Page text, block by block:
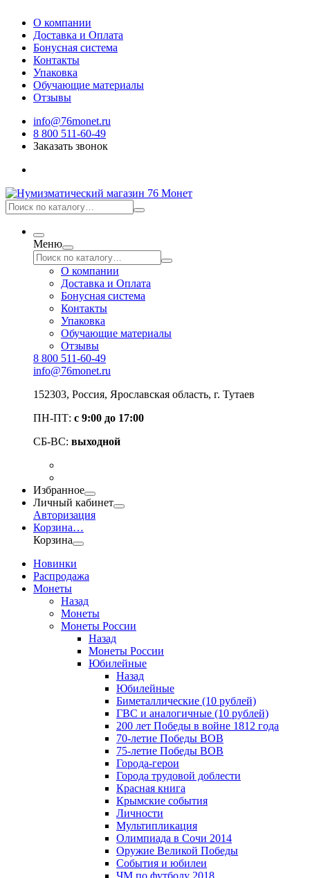
О компании
Доставка и Оплата
Бонусная система
Контакты
Упаковка
Обучающие материалы
Отзывы
info@76monet.ru
8 800 511-60-49
Заказать звонок
Меню
О компании
Доставка и Оплата
Бонусная система
Контакты
Упаковка
Обучающие материалы
Отзывы
8 800 511-60-49
info@76monet.ru
152303, Россия, Ярославская область, г. Тутаев
ПН-ПТ: с 9:00 до 17:00
СБ-ВС: выходной
Избранное
Личный кабинет
Авторизация
Корзина…
Корзина
Новинки
Распродажа
Монеты
Назад
Монеты
Монеты России
Назад
Монеты России
Юбилейные
Назад
Юбилейные
Биметаллические (10 рублей)
ГВС и аналогичные (10 рублей)
200 лет Победы в войне 1812 года
70-летие Победы ВОВ
75-летие Победы ВОВ
Города-герои
Города трудовой доблести
Красная книга
Крымские события
Личности
Мультипликация
Олимпиада в Сочи 2014
Оружие Великой Победы
События и юбилеи
ЧМ по футболу 2018